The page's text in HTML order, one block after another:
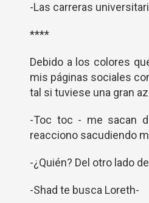
-Las carreras
****
Debido a los colores
mis páginas sociales
tal si tuviese una gran
-Toc toc - me sacan
reacciono sacudiendo
-¿Quién? Del otro lado
-Shad te busca Loreth-